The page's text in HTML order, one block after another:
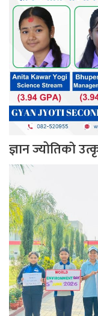
ज्ञान ज्योतिकाे